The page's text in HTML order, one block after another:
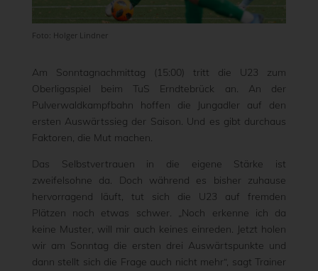
Foto: Holger Lindner
Am Sonntagnachmittag (15:00) tritt die U23 zum
Oberligaspiel beim TuS Erndtebrück an. An der
Pulverwaldkampfbahn hoffen die Jungadler auf den
ersten Auswärtssieg der Saison. Und es gibt durchaus
Faktoren, die Mut machen.
Das Selbstvertrauen in die eigene Stärke ist
zweifelsohne da. Doch während es bisher zuhause
hervorragend läuft, tut sich die U23 auf fremden
Plätzen noch etwas schwer. „Noch erkenne ich da
keine Muster, will mir auch keines einreden. Jetzt holen
wir am Sonntag die ersten drei Auswärtspunkte und
dann stellt sich die Frage auch nicht mehr“, sagt Trainer